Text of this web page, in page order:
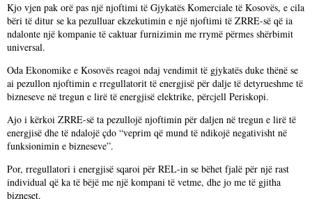
Kjo vjen pak orë pas një njoftimi të Gjykatës Komerciale të Kosovës, e cila
bëri të ditur se ka pezulluar ekzekutimin e një njoftimi të ZRRE-së që ia
ndalonte një kompanie të caktuar furnizimin me rrymë përmes shërbimit
universal.
Oda Ekonomike e Kosovës reagoi ndaj vendimit të gjykatës duke thënë se
ai pezullon njoftimin e rregullatorit të energjisë për dalje të detyrueshme të
bizneseve në tregun e lirë të energjisë elektrike, përcjell Periskopi.
Ajo i kërkoi ZRRE-së ta pezullojë njoftimin për daljen në tregun e lirë të
energjisë dhe të ndalojë çdo “veprim që mund të ndikojë negativisht në
funksionimin e bizneseve”.
Por, rregullatori i energjisë sqaroi për REL-in se bëhet fjalë për një rast
individual që ka të bëjë me një kompani të vetme, dhe jo me të gjitha
bizneset.